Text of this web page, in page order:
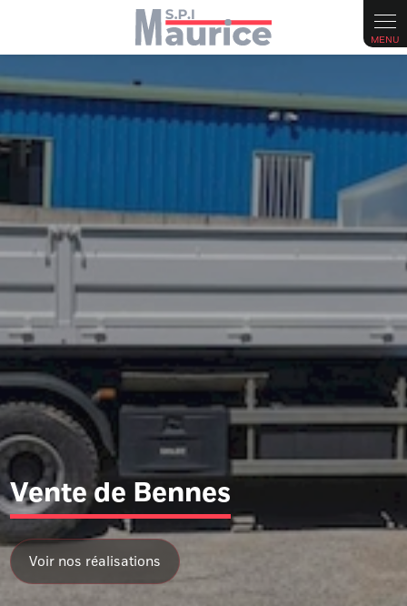
Vente de Bennes
Panneau de gestion des cookies